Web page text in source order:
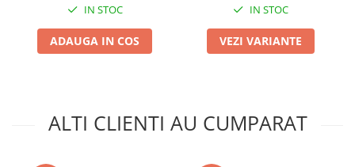
Set chei combinate
Surubelnite
Produse Zootehnie
IN STOC
ADAUGA IN COS
IN STOC
VEZI VARIANTE
ALTI CLIENTI AU CUMPARAT